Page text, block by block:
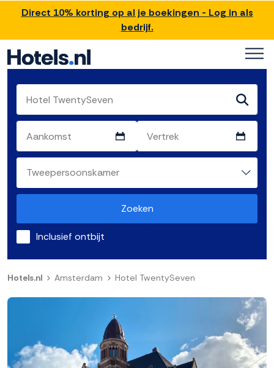
Direct 10% korting op al je boekingen - Log in als
bedrijf.
Zoeken
Inclusief ontbijt
Hotels.nl Amsterdam Hotel TwentySeven